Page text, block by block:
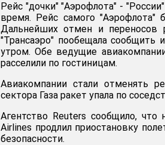
Рейс "дочки" "Аэрофлота" -
время. Рейс самого "Аэрофлота"
Дальнейших отмен и переносов
"Трансаэро" пообещала сообщить
утром. Обе ведущие
расселили по гостиницам.
Авиакомпании стали отменять
сектора Газа ракет упала по
Агентство Reuters сообщило, что
Airlines продлил приостановку
безопасности.